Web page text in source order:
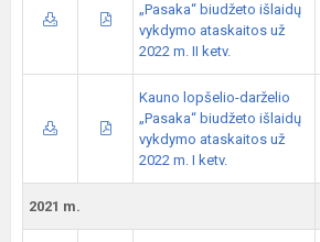
„Pasaka“ biudžeto išlaidų
vykdymo ataskaitos už
2022 m. II ketv.
Kauno lopšelio-darželio
„Pasaka“ biudžeto išlaidų
vykdymo ataskaitos už
2022 m. I ketv.
2021 m.